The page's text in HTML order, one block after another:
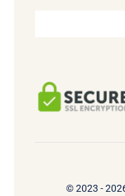
© 2023 -